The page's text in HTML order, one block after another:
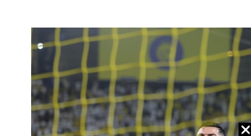
[ST포토] 김민선7, 라인 확인
[ST포토] 전예성, 벌써 덥네
[ST포토] 김민선7, 타구 확인